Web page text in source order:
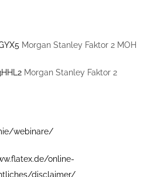
Morgan Stanley Faktor 2 MOH
Morgan Stanley Faktor 2
webinare/
online-
disclaimer/